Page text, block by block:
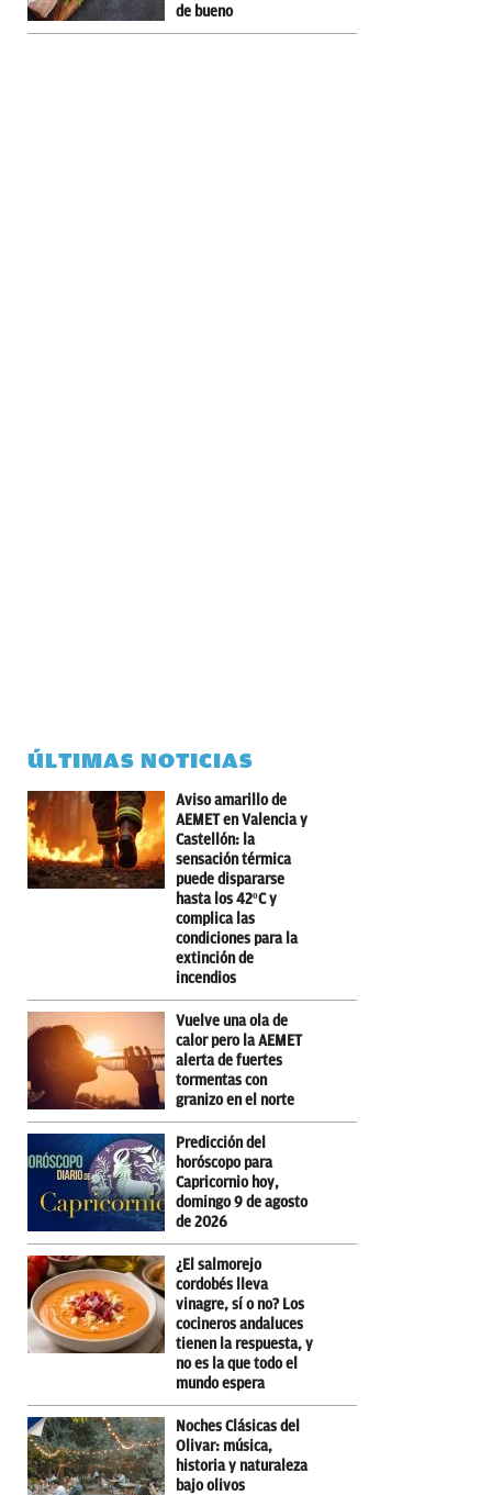
de bueno
ÚLTIMAS NOTICIAS
Aviso amarillo de
AEMET en Valencia y
Castellón: la
sensación térmica
puede dispararse
hasta los 42ºC y
complica las
condiciones para la
extinción de
incendios
Vuelve una ola de
calor pero la AEMET
alerta de fuertes
tormentas con
granizo en el norte
Predicción del
horóscopo para
Capricornio hoy,
domingo 9 de agosto
de 2026
¿El salmorejo
cordobés lleva
vinagre, sí o no? Los
cocineros andaluces
tienen la respuesta, y
no es la que todo el
mundo espera
Noches Clásicas del
Olivar: música,
historia y naturaleza
bajo olivos